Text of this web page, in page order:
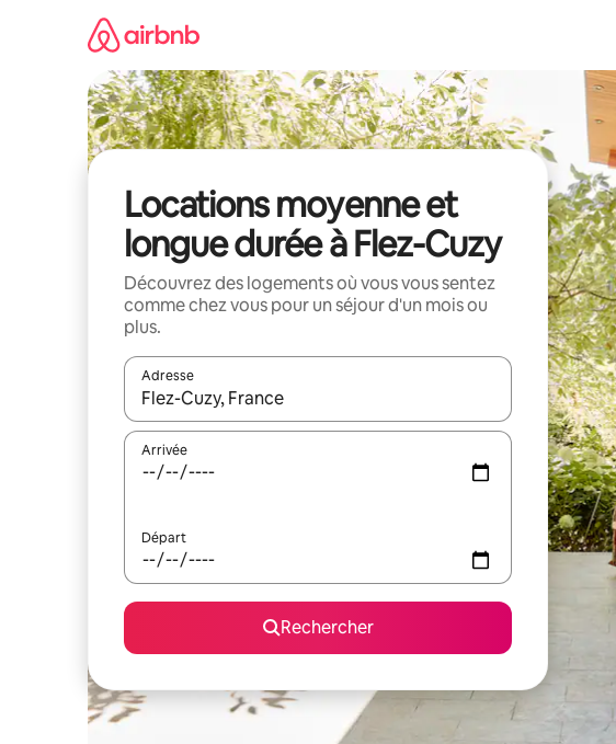
Locations moyenne et
longue durée à Flez-Cuzy
Découvrez des logements où vous vous sentez
comme chez vous pour un séjour d'un mois ou
plus.
Adresse
Lorsque les résultats s'affichent, utilisez les flèches vers le haut et
Arrivée
Départ
Rechercher